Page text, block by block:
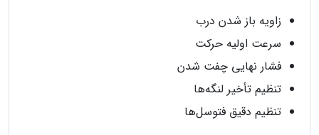
زاویه باز شدن درب
سرعت اولیه حرکت
فشار نهایی چفت شدن
تنظیم تأخیر لنگه‌ها
تنظیم دقیق فتوسل‌ها